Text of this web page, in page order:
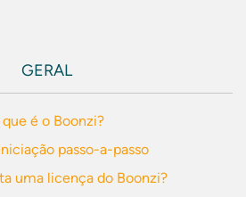
GERAL
que é o Boonzi?
passo-a-passo
uma licença do Boonzi?